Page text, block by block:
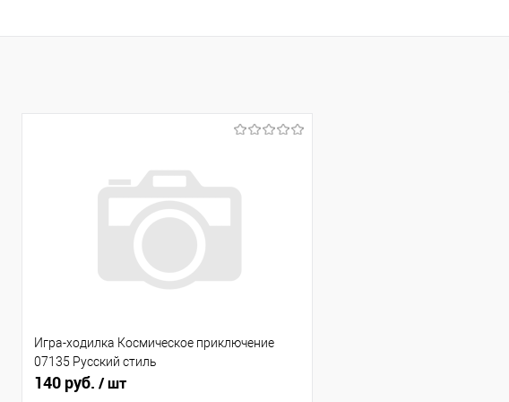
Игра-ходилка Космическое приключение
07135 Русский стиль
140 руб. / шт